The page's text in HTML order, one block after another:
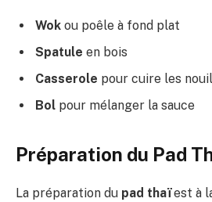
Wok ou poêle à fond plat
Spatule en bois
Casserole pour cuire les
Bol pour mélanger la sauce
Préparation du Pad
La préparation du pad thaïest à